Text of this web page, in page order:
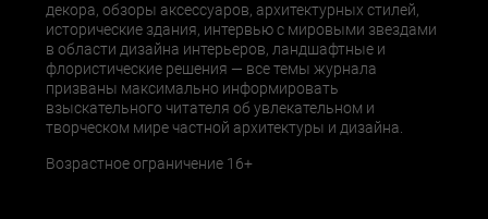
декора, обзоры аксессуаров, архитектурных стилей,
исторические здания, интервью с мировыми звездами
в области дизайна интерьеров, ландшафтные и
флористические решения — все темы журнала
призваны максимально информировать
взыскательного читателя об увлекательном и
творческом мире частной архитектуры и дизайна.
Возрастное ограничение 16+